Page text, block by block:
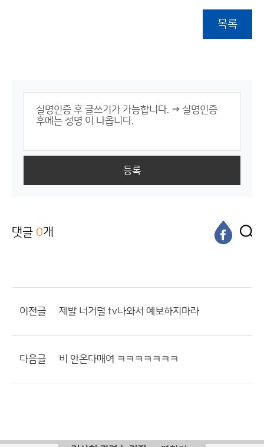
목록
등록
댓글 0개
이전글 제발 너거덜 tv나와서 예보하지마라
다음글 비 안온다매여 ㅋㅋㅋㅋㅋㅋㅋ